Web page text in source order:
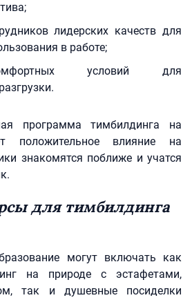
лидерских качеств для
в работе;
условий для
программа тимбилдинга на
положительное влияние на
знакомятся поближе и учатся
для тимбилдинга
могут включать как
на природе с эстафетами,
так и душевные посиделки